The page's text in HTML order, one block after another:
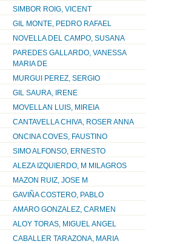
SIMBOR ROIG, VICENT
GIL MONTE, PEDRO RAFAEL
NOVELLA DEL CAMPO, SUSANA
PAREDES GALLARDO, VANESSA
MARIA DE
MURGUI PEREZ, SERGIO
GIL SAURA, IRENE
MOVELLAN LUIS, MIREIA
CANTAVELLA CHIVA, ROSER ANNA
ONCINA COVES, FAUSTINO
SIMO ALFONSO, ERNESTO
ALEZA IZQUIERDO, M MILAGROS
MAZON RUIZ, JOSE M
GAVIÑA COSTERO, PABLO
AMARO GONZALEZ, CARMEN
ALOY TORAS, MIGUEL ANGEL
CABALLER TARAZONA, MARIA